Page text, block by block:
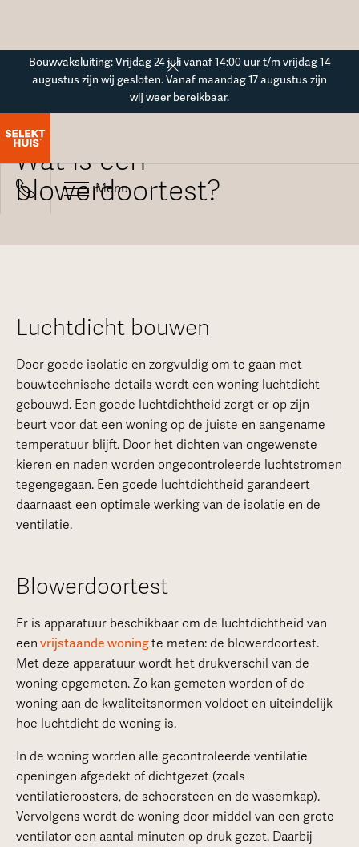
Bouwvaksluiting: Vrijdag 24 juli vanaf 14:00 uur t/m vrijdag 14
augustus zijn wij gesloten. Vanaf maandag 17 augustus zijn
wij weer bereikbaar.
Menu
Wat is een
blowerdoortest?
Luchtdicht bouwen
Door goede isolatie en zorgvuldig om te gaan met
bouwtechnische details wordt een woning luchtdicht
gebouwd. Een goede luchtdichtheid zorgt er op zijn
beurt voor dat een woning op de juiste en aangename
temperatuur blijft. Door het dichten van ongewenste
kieren en naden worden ongecontroleerde luchtstromen
tegengegaan. Een goede luchtdichtheid garandeert
daarnaast een optimale werking van de isolatie en de
ventilatie.
Blowerdoortest
Er is apparatuur beschikbaar om de luchtdichtheid van
een vrijstaande woningte meten: de blowerdoortest.
Met deze apparatuur wordt het drukverschil van de
woning opgemeten. Zo kan gemeten worden of de
woning aan de kwaliteitsnormen voldoet en uiteindelijk
hoe luchtdicht de woning is.
In de woning worden alle gecontroleerde ventilatie
openingen afgedekt of dichtgezet (zoals
ventilatieroosters, de schoorsteen en de wasemkap).
Vervolgens wordt de woning door middel van een grote
ventilator een aantal minuten op druk gezet. Daarbij